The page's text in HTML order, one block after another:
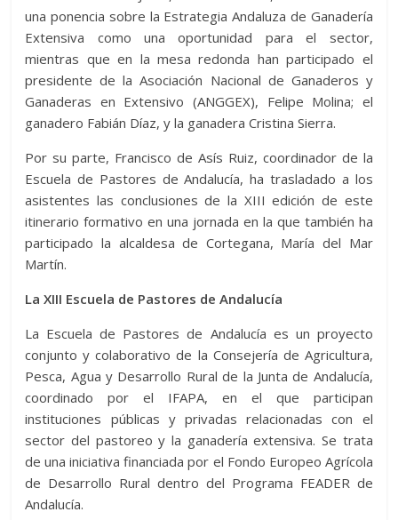
una ponencia sobre la Estrategia Andaluza de Ganadería
Extensiva como una oportunidad para el sector,
mientras que en la mesa redonda han participado el
presidente de la Asociación Nacional de Ganaderos y
Ganaderas en Extensivo (ANGGEX), Felipe Molina; el
ganadero Fabián Díaz, y la ganadera Cristina Sierra.
Por su parte, Francisco de Asís Ruiz, coordinador de la
Escuela de Pastores de Andalucía, ha trasladado a los
asistentes las conclusiones de la XIII edición de este
itinerario formativo en una jornada en la que también ha
participado la alcaldesa de Cortegana, María del Mar
Martín.
La XIII Escuela de Pastores de Andalucía
La Escuela de Pastores de Andalucía es un proyecto
conjunto y colaborativo de la Consejería de Agricultura,
Pesca, Agua y Desarrollo Rural de la Junta de Andalucía,
coordinado por el IFAPA, en el que participan
instituciones públicas y privadas relacionadas con el
sector del pastoreo y la ganadería extensiva. Se trata
de una iniciativa financiada por el Fondo Europeo Agrícola
de Desarrollo Rural dentro del Programa FEADER de
Andalucía.